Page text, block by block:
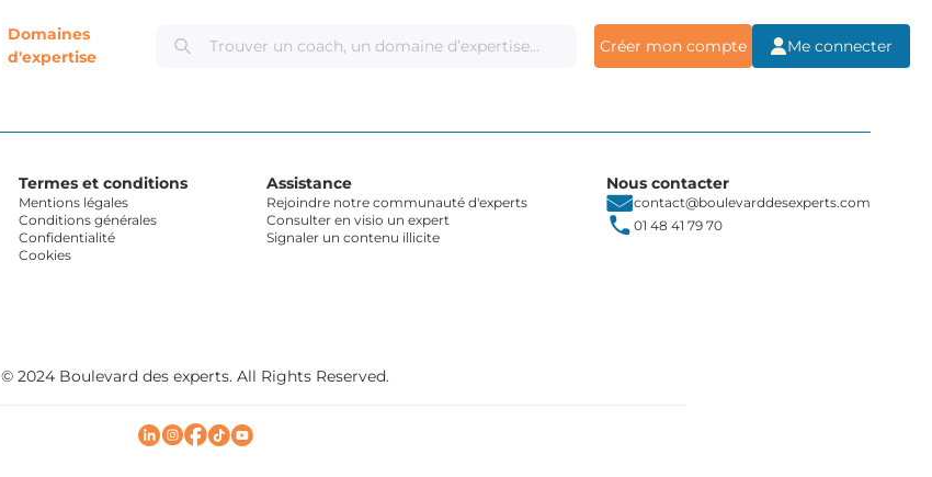
Domaines
d'expertise
Créer mon compte Me connecter
Termes et conditions
Mentions légales
Conditions générales
Confidentialité
Cookies
Assistance
Rejoindre notre communauté d'experts
Consulter en visio un expert
Signaler un contenu illicite
Nous contacter
contact@boulevarddesexperts.com
01 48 41 79 70
© 2024 Boulevard des experts. All Rights Reserved.